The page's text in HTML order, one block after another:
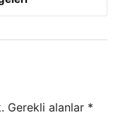
Gerekli alanlar *